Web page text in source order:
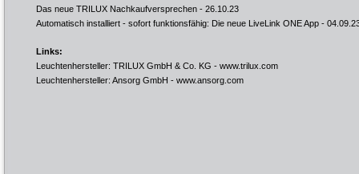
Das neue TRILUX Nachkaufversprechen - 26.10.23
Automatisch installiert - sofort funktionsfähig: Die neue LiveLink ONE App -
Links:
Leuchtenhersteller: TRILUX GmbH & Co. KG - www.trilux.com
Leuchtenhersteller: Ansorg GmbH - www.ansorg.com